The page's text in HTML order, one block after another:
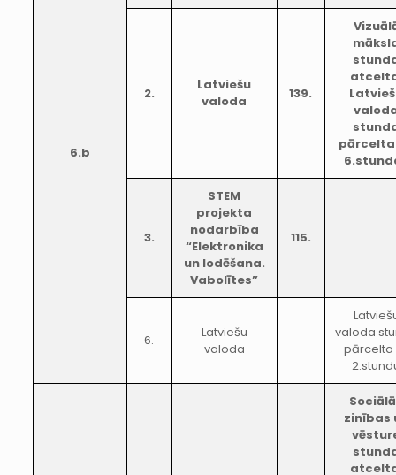
6.b
2.
Latviešu
valoda
139.
3.
STEM
projekta
nodarbība
“Elektronika
un lodēšana.
Vabolītes”
115.
6.
Latviešu
valoda
valoda
pārcelta
zinības